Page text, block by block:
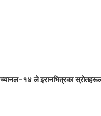
ले इरानभित्रका